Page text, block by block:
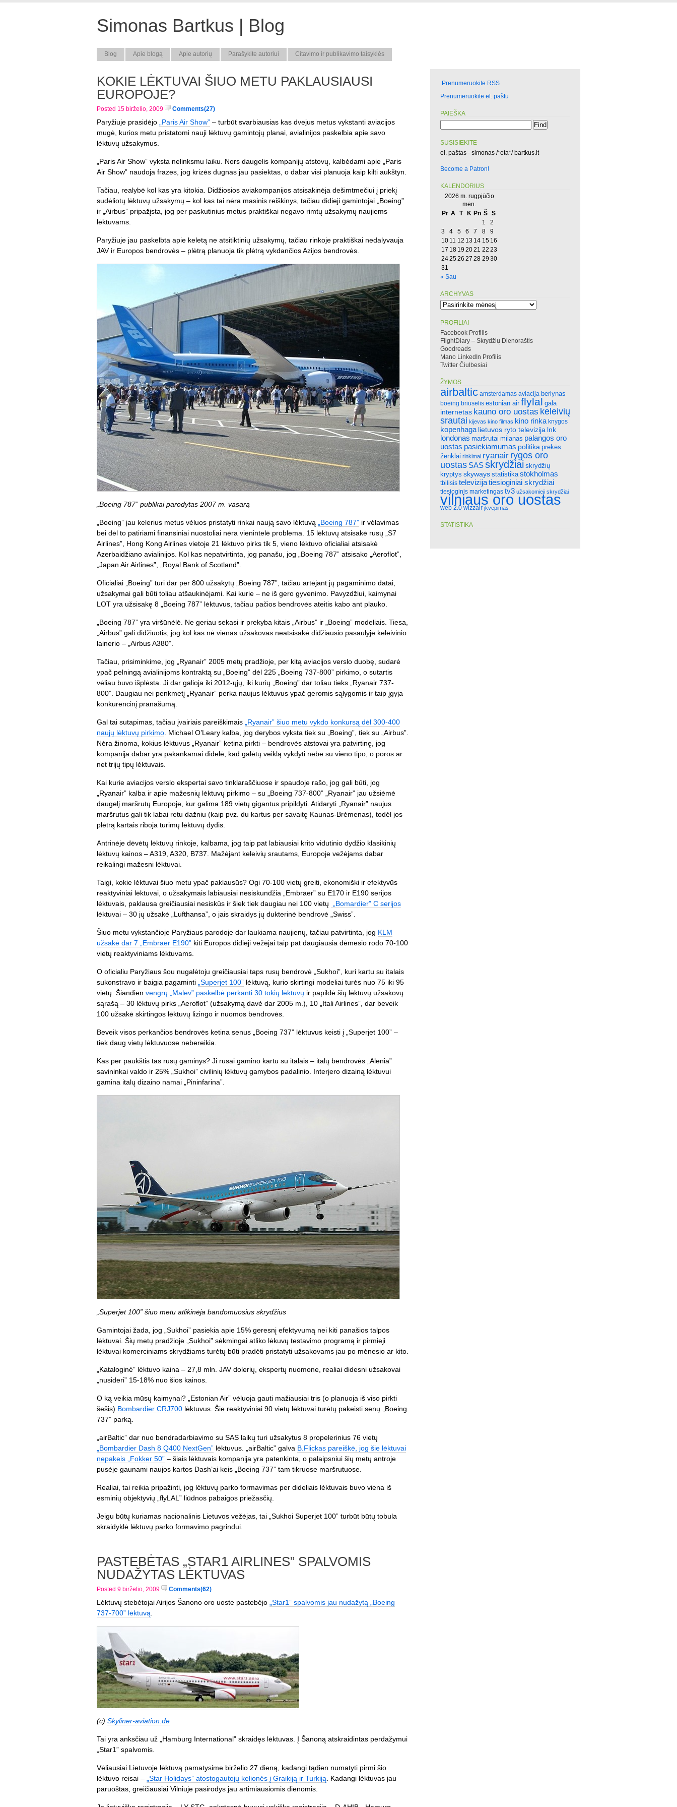
Simonas Bartkus | Blog
Blog Apie blogą Apie autorių Parašykite autoriui Citavimo ir publikavimo taisyklės
KOKIE LĖKTUVAI ŠIUO METU PAKLAUSIAUSI
EUROPOJE?
Posted 15 birželio, 2009 Comments(27)
Paryžiuje prasidėjo „Paris Air Show” – turbūt svarbiausias kas dvejus metus vykstanti aviacijos
mugė, kurios metu pristatomi nauji lėktuvų gamintojų planai, avialinijos paskelbia apie savo
lėktuvų užsakymus.
„Paris Air Show” vyksta nelinksmu laiku. Nors daugelis kompanijų atstovų, kalbėdami apie „Paris
Air Show” naudoja frazes, jog krizės dugnas jau pasiektas, o dabar visi planuoja kaip kilti aukštyn.
Tačiau, realybė kol kas yra kitokia. Didžiosios aviakompanijos atsisakinėja dešimtmečiui į priekį
sudėliotų lėktuvų užsakymų – kol kas tai nėra masinis reiškinys, tačiau didieji gamintojai „Boeing”
ir „Airbus” pripažįsta, jog per paskutinius metus praktiškai negavo rimtų užsakymų naujiems
lėktuvams.
Paryžiuje jau paskelbta apie keletą ne atsitiktinių užsakymų, tačiau rinkoje praktiškai nedalyvauja
JAV ir Europos bendrovės – plėtrą planuoja tik plėtrą vykdančios Azijos bendrovės.
„Boeing 787” publikai parodytas 2007 m. vasarą
„Boeing” jau kelerius metus vėluos pristatyti rinkai naują savo lėktuvą „Boeing 787” ir vėlavimas
bei dėl to patiriami finansiniai nuostoliai nėra vienintelė problema. 15 lėktuvų atsisakė rusų „S7
Airlines”, Hong Kong Airlines vietoje 21 lėktuvo pirks tik 5, vieno lėktuvo oficialiai atsisakė
Azerbaidžiano avialinijos. Kol kas nepatvirtinta, jog panašu, jog „Boeing 787” atsisako „Aeroflot”,
„Japan Air Airlines”, „Royal Bank of Scotland”.
Oficialiai „Boeing” turi dar per 800 užsakytų „Boeing 787”, tačiau artėjant jų pagaminimo datai,
užsakymai gali būti toliau atšaukinėjami. Kai kurie – ne iš gero gyvenimo. Pavyzdžiui, kaimynai
LOT yra užsisakę 8 „Boeing 787” lėktuvus, tačiau pačios bendrovės ateitis kabo ant plauko.
„Boeing 787” yra viršūnėlė. Ne geriau sekasi ir prekyba kitais „Airbus” ir „Boeing” modeliais. Tiesa,
„Airbus” gali didžiuotis, jog kol kas nė vienas užsakovas neatsisakė didžiausio pasaulyje keleivinio
lainerio – „Airbus A380”.
Tačiau, prisiminkime, jog „Ryanair” 2005 metų pradžioje, per kitą aviacijos verslo duobę, sudarė
ypač pelningą avialinijoms kontraktą su „Boeing” dėl 225 „Boeing 737-800” pirkimo, o sutartis
vėliau buvo išplėsta. Ji dar galioja iki 2012-ųjų, iki kurių „Boeing” dar toliau tieks „Ryanair 737-
800”. Daugiau nei penkmetį „Ryanair” perka naujus lėktuvus ypač geromis sąlygomis ir taip įgyja
konkurencinį pranašumą.
Gal tai sutapimas, tačiau įvairiais pareiškimais
„Ryanair” šiuo metu vykdo konkursą dėl 300-400
naujų lėktuvų pirkimo . Michael O’Leary kalba, jog derybos vyksta tiek su „Boeing”, tiek su „Airbus”.
Nėra žinoma, kokius lėktuvus „Ryanair” ketina pirkti – bendrovės atstovai yra patvirtinę, jog
kompanija dabar yra pakankamai didelė, kad galėtų veiklą vykdyti nebe su vieno tipo, o poros ar
net trijų tipų lėktuvais.
Kai kurie aviacijos verslo ekspertai savo tinklaraščiuose ir spaudoje rašo, jog gali būti, jog
„Ryanair” kalba ir apie mažesnių lėktuvų pirkimo – su „Boeing 737-800” „Ryanair” jau užsiėmė
daugelį maršrutų Europoje, kur galima 189 vietų gigantus pripildyti. Atidaryti „Ryanair” naujus
maršrutus gali tik labai retu dažniu (kaip pvz. du kartus per savaitę Kaunas-Brėmenas), todėl jos
plėtrą kartais riboja turimų lėktuvų dydis.
Antrinėje dėvėtų lėktuvų rinkoje, kalbama, jog taip pat labiausiai krito vidutinio dydžio klasikinių
lėktuvų kainos – A319, A320, B737. Mažėjant keleivių srautams, Europoje vežėjams dabar
reikalingi mažesni lėktuvai.
Taigi, kokie lėktuvai šiuo metu ypač paklausūs? Ogi 70-100 vietų greiti, ekonomiški ir efektyvūs
reaktyviniai lėktuvai, o užsakymais labiausiai nesiskundžia „Embraer” su E170 ir E190 serijos
lėktuvais, paklausa greičiausiai nesiskūs ir šiek tiek daugiau nei 100 vietų
„Bomardier” C serijos
lėktuvai – 30 jų užsakė „Lufthansa”, o jais skraidys jų dukterinė bendrovė „Swiss”.
Šiuo metu vykstančioje Paryžiaus parodoje dar laukiama naujienų, tačiau patvirtinta, jog KLM
užsakė dar 7 „Embraer E190” kiti Europos didieji vežėjai taip pat daugiausia dėmesio rodo 70-100
vietų reaktyviniams lėktuvams.
O oficialiu Paryžiaus šou nugalėtoju greičiausiai taps rusų bendrovė „Sukhoi”, kuri kartu su italais
sukonstravo ir baigia pagaminti „Superjet 100” lėktuvą, kurio skirtingi modeliai turės nuo 75 iki 95
vietų. Šiandien vengrų „Malev” paskelbė perkanti 30 tokių lėktuvų ir papildė šių lėktuvų užsakovų
sąrašą – 30 lėktuvų pirks „Aeroflot” (užsakymą davė dar 2005 m.), 10 „Itali Airlines”, dar beveik
100 užsakė skirtingos lėktuvų lizingo ir nuomos bendrovės.
Beveik visos perkančios bendrovės ketina senus „Boeing 737” lėktuvus keisti į „Superjet 100” –
tiek daug vietų lėktuvuose nebereikia.
Kas per paukštis tas rusų gaminys? Ji rusai gamino kartu su italais – italų bendrovės „Alenia”
savininkai valdo ir 25% „Sukhoi” civilinių lėktuvų gamybos padalinio. Interjero dizainą lėktuvui
gamina italų dizaino namai „Pininfarina”.
„Superjet 100” šiuo metu atlikinėja bandomuosius skrydžius
Gamintojai žada, jog „Sukhoi” pasiekia apie 15% geresnį efektyvumą nei kiti panašios talpos
lėktuvai. Šių metų pradžioje „Sukhoi” sėkmingai atliko lėkuvų testavimo programą ir pirmieji
lėktuvai komerciniams skrydžiams turėtų būti pradėti pristatyti užsakovams jau po mėnesio ar kito.
„Kataloginė” lėktuvo kaina – 27,8 mln. JAV dolerių, ekspertų nuomone, realiai didesni užsakovai
„nusideri” 15-18% nuo šios kainos.
O ką veikia mūsų kaimynai? „Estonian Air” vėluoja gauti mažiausiai tris (o planuoja iš viso pirkti
šešis) Bombardier CRJ700 lėktuvus. Šie reaktyviniai 90 vietų lėktuvai turėtų pakeisti senų „Boeing
737” parką.
„airBaltic” dar nuo bendradarbiavimo su SAS laikų turi užsakytus 8 propelerinius 76 vietų
„Bombardier Dash 8 Q400 NextGen” lėktuvus. „airBaltic” galva B.Flickas pareiškė, jog šie lėktuvai
nepakeis „Fokker 50” – šiais lėktuvais kompanija yra patenkinta, o palaipsniui šių metų antroje
pusėje gaunami naujos kartos Dash’ai keis „Boeing 737” tam tikruose maršrutuose.
Realiai, tai reikia pripažinti, jog lėktuvų parko formavimas per dideliais lėktuvais buvo viena iš
esminių objektyvių „flyLAL” liūdnos pabaigos priežasčių.
Jeigu būtų kuriamas nacionalinis Lietuvos vežėjas, tai „Sukhoi Superjet 100” turbūt būtų tobula
skraidyklė lėktuvų parko formavimo pagrindui.
PASTEBĖTAS „STAR1 AIRLINES” SPALVOMIS
NUDAŽYTAS LĖKTUVAS
Posted 9 birželio, 2009 Comments(62)
Lėktuvų stebėtojai Airijos Šanono oro uoste pastebėjo „Star1” spalvomis jau nudažytą „Boeing
737-700” lėktuvą
(c) Skyliner-aviation.de
Tai yra anksčiau už „Hamburg International” skraidęs lėktuvas. Į Šanoną atskraidintas perdažymui
„Star1” spalvomis.
Vėliausiai Lietuvoje lėktuvą pamatysime birželio 27 dieną, kadangi tądien numatyti pirmi šio
lėktuvo reisai – „Star Holidays” atostogautojų kelionės į Graikiją ir Turkiją . Kadangi lėktuvas jau
paruoštas, greičiausiai Vilniuje pasirodys jau artimiausiomis dienomis.
Prenumeruokite RSS
Prenumeruokite el. paštu
PAIEŠKA
SUSISIEKITE
el. paštas - simonas /*eta*/ bartkus.lt
Become a Patron!
KALENDORIUS
2026 m. rugpjūčio
mėn.
Pr A T K Pn Š S
1
2
3
4 5 6 7 8
9
10 11 12 13 14 15 16
17 18 19 2021 22 23
242526 27 28 29 30
31
« Sau
ARCHYVAS
Archyvas
PROFILIAI
Facebook Profilis
FlightDiary – Skrydžių Dienoraštis
Goodreads
Mano LinkedIn Profilis
Twitter Čiulbesiai
ŽYMOS
airbaltic amsterdamas aviacija berlynas
boeing briuselis estonian air flylal gala
internetas kauno oro uostas keleivių
srautai kijevas kino filmas kino rinka knygos
kopenhaga lietuvos ryto televizija lnk
londonas maršrutai milanas palangos oro
uostas pasiekiamumas politika prekės
ženklai rinkimai ryanair rygos oro
uostas SASskrydžiai skrydžių
kryptys skyways statistika stokholmas
tbilisis televizijatiesioginiai skrydžiai
tiesioginis marketingas tv3 užsakomieji skrydžiai
vilniaus oro uostas
web 2.0 wizzair įkvėpimas
STATISTIKA